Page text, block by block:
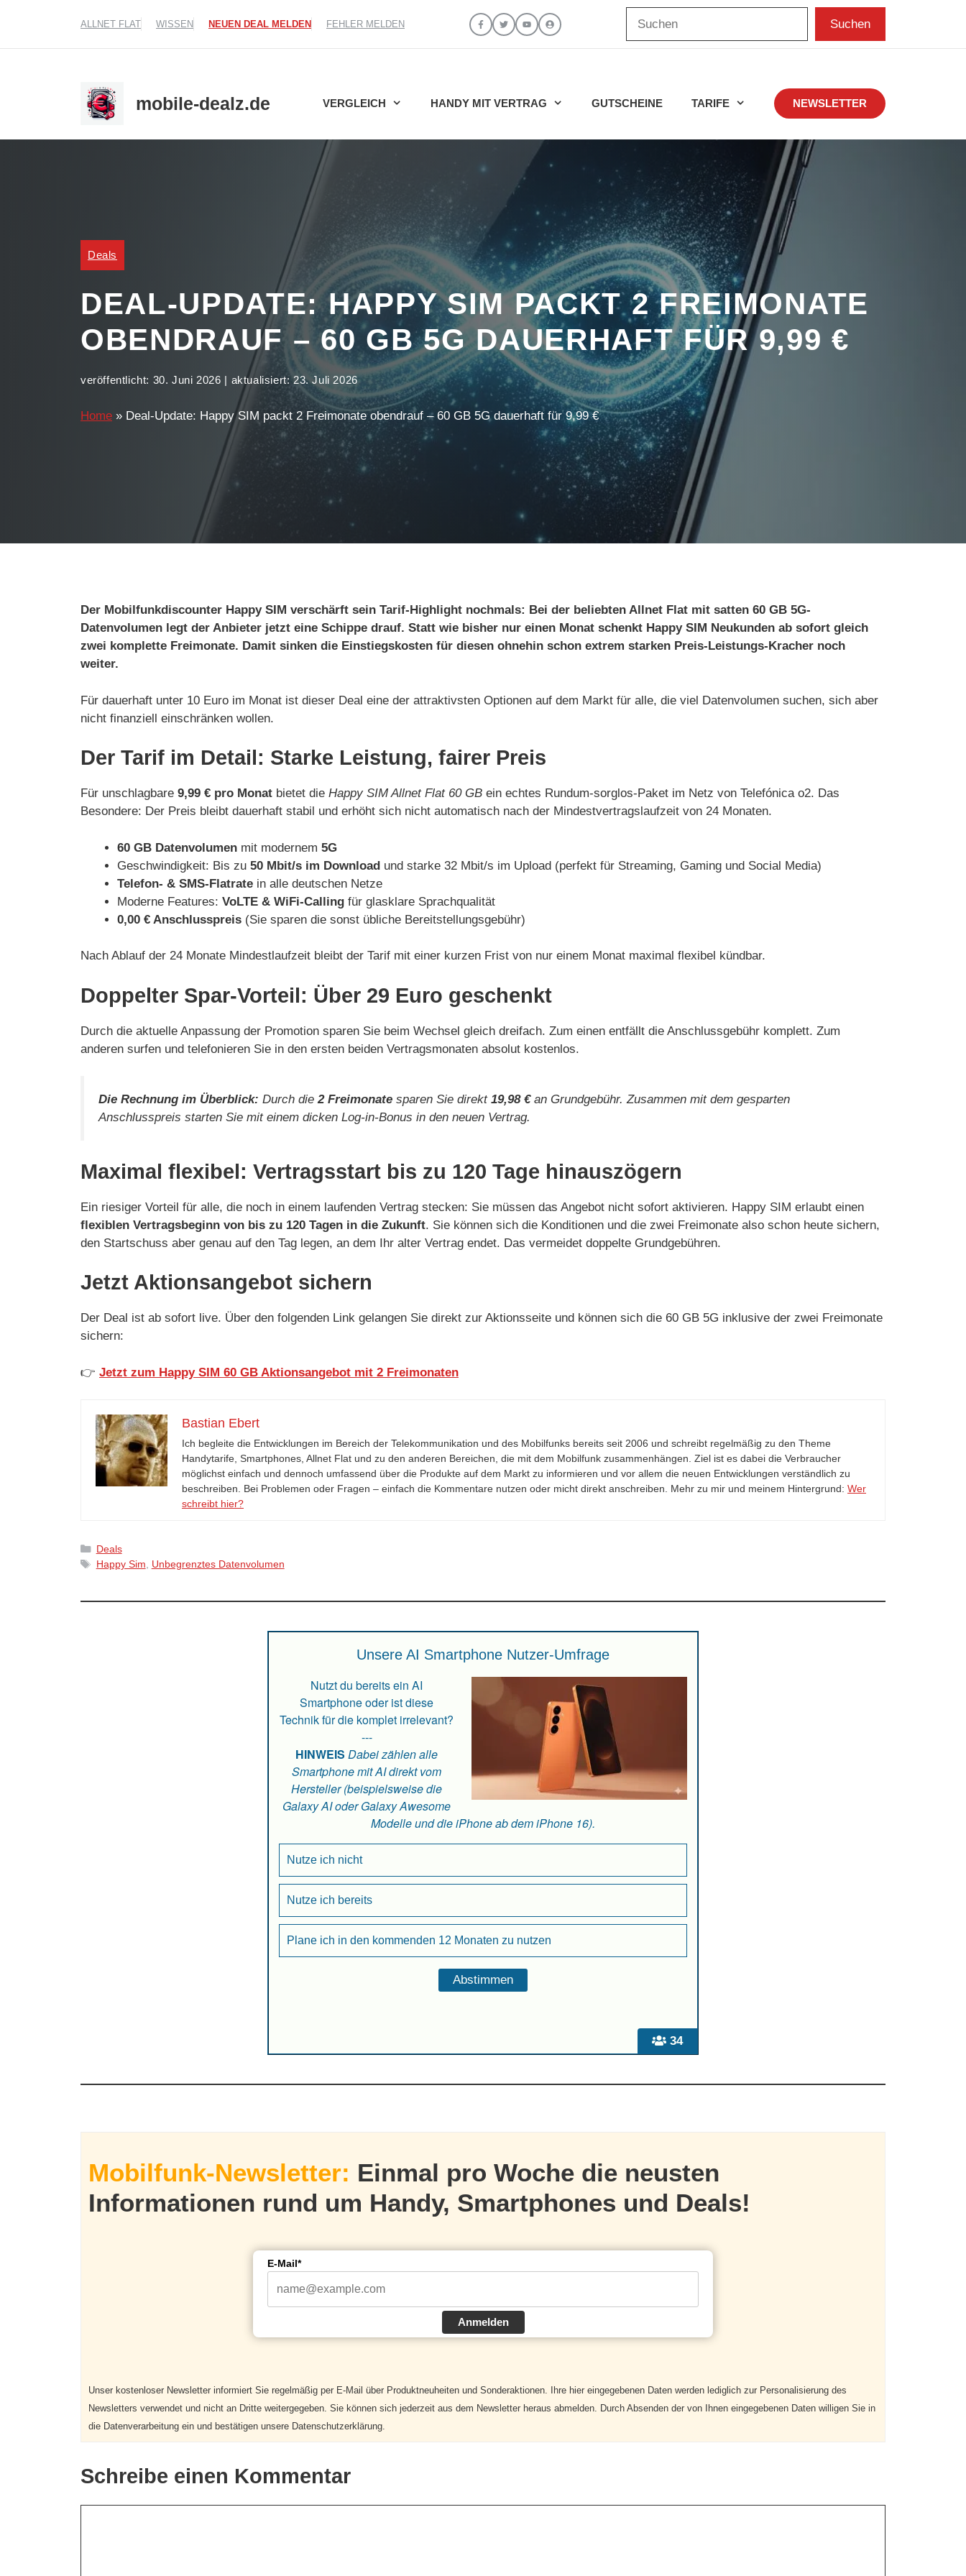
ALLNET FLAT WISSEN NEUEN DEAL MELDEN FEHLER MELDEN Suchen
mobile-dealz.de VERGLEICH HANDY MIT VERTRAG GUTSCHEINE TARIFE NEWSLETTER
Deals
DEAL-UPDATE: HAPPY SIM PACKT 2 FREIMONATE
OBENDRAUF – 60 GB 5G DAUERHAFT FÜR 9,99 €
veröffentlicht: 30. Juni 2026 | aktualisiert:23. Juli 2026
Home » Deal-Update: Happy SIM packt 2 Freimonate obendrauf – 60 GB 5G dauerhaft für 9,99 €
Der Mobilfunkdiscounter Happy SIM verschärft sein Tarif-Highlight nochmals: Bei der beliebten Allnet Flat mit satten 60 GB 5G-
Datenvolumen legt der Anbieter jetzt eine Schippe drauf. Statt wie bisher nur einen Monat schenkt Happy SIM Neukunden ab sofort gleich
zwei komplette Freimonate. Damit sinken die Einstiegskosten für diesen ohnehin schon extrem starken Preis-Leistungs-Kracher noch
weiter.
Für dauerhaft unter 10 Euro im Monat ist dieser Deal eine der attraktivsten Optionen auf dem Markt für alle, die viel Datenvolumen suchen, sich aber
nicht finanziell einschränken wollen.
Der Tarif im Detail: Starke Leistung, fairer Preis
Für unschlagbare 9,99 € pro Monat bietet die Happy SIM Allnet Flat 60 GB ein echtes Rundum-sorglos-Paket im Netz von Telefónica o2. Das
Besondere: Der Preis bleibt dauerhaft stabil und erhöht sich nicht automatisch nach der Mindestvertragslaufzeit von 24 Monaten.
60 GB Datenvolumen mit modernem 5G
Geschwindigkeit: Bis zu 50 Mbit/s im Download und starke 32 Mbit/s im Upload (perfekt für Streaming, Gaming und Social Media)
Telefon- & SMS-Flatrate in alle deutschen Netze
Moderne Features: VoLTE & WiFi-Calling für glasklare Sprachqualität
0,00 € Anschlusspreis (Sie sparen die sonst übliche Bereitstellungsgebühr)
Nach Ablauf der 24 Monate Mindestlaufzeit bleibt der Tarif mit einer kurzen Frist von nur einem Monat maximal flexibel kündbar.
Doppelter Spar-Vorteil: Über 29 Euro geschenkt
Durch die aktuelle Anpassung der Promotion sparen Sie beim Wechsel gleich dreifach. Zum einen entfällt die Anschlussgebühr komplett. Zum
anderen surfen und telefonieren Sie in den ersten beiden Vertragsmonaten absolut kostenlos.
Die Rechnung im Überblick: Durch die2 Freimonate sparen Sie direkt 19,98 €an Grundgebühr. Zusammen mit dem gesparten
Anschlusspreis starten Sie mit einem dicken Log-in-Bonus in den neuen Vertrag.
Maximal flexibel: Vertragsstart bis zu 120 Tage hinauszögern
Ein riesiger Vorteil für alle, die noch in einem laufenden Vertrag stecken: Sie müssen das Angebot nicht sofort aktivieren. Happy SIM erlaubt einen
flexiblen Vertragsbeginn von bis zu 120 Tagen in die Zukunft. Sie können sich die Konditionen und die zwei Freimonate also schon heute sichern,
den Startschuss aber genau auf den Tag legen, an dem Ihr alter Vertrag endet. Das vermeidet doppelte Grundgebühren.
Jetzt Aktionsangebot sichern
Der Deal ist ab sofort live. Über den folgenden Link gelangen Sie direkt zur Aktionsseite und können sich die 60 GB 5G inklusive der zwei Freimonate
sichern:
👉 Jetzt zum Happy SIM 60 GB Aktionsangebot mit 2 Freimonaten
Bastian Ebert
Ich begleite die Entwicklungen im Bereich der Telekommunikation und des Mobilfunks bereits seit 2006 und schreibt regelmäßig zu den Theme
Handytarife, Smartphones, Allnet Flat und zu den anderen Bereichen, die mit dem Mobilfunk zusammenhängen. Ziel ist es dabei die Verbraucher
möglichst einfach und dennoch umfassend über die Produkte auf dem Markt zu informieren und vor allem die neuen Entwicklungen verständlich zu
beschreiben. Bei Problemen oder Fragen – einfach die Kommentare nutzen oder micht direkt anschreiben. Mehr zu mir und meinem Hintergrund: Wer
schreibt hier?
Kategorien
Deals
Schlagwörter
Happy Sim Unbegrenztes Datenvolumen
34
Unsere AI Smartphone Nutzer-Umfrage
Nutzt du bereits ein AI
Smartphone oder ist diese
Technik für die komplet irrelevant?
---
HINWEIS Dabei zählen alle
Smartphone mit AI direkt vom
Hersteller (beispielsweise die
Galaxy AI oder Galaxy Awesome
Modelle und die iPhone ab dem iPhone 16).
Nutze ich nicht
Nutze ich bereits
Plane ich in den kommenden 12 Monaten zu nutzen
Mobilfunk-Newsletter: Einmal pro Woche die neusten
Informationen rund um Handy, Smartphones und Deals!
E-Mail*
Anmelden
Unser kostenloser Newsletter informiert Sie regelmäßig per E-Mail über Produktneuheiten und Sonderaktionen. Ihre hier eingegebenen Daten werden lediglich zur Personalisierung des
Newsletters verwendet und nicht an Dritte weitergegeben. Sie können sich jederzeit aus dem Newsletter heraus abmelden. Durch Absenden der von Ihnen eingegebenen Daten willigen Sie in
die Datenverarbeitung ein und bestätigen unsere Datenschutzerklärung.
Schreibe einen Kommentar